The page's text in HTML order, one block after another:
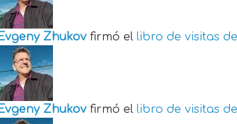
Zhukov firmó el libro de visitas de
Zhukov firmó el libro de visitas de